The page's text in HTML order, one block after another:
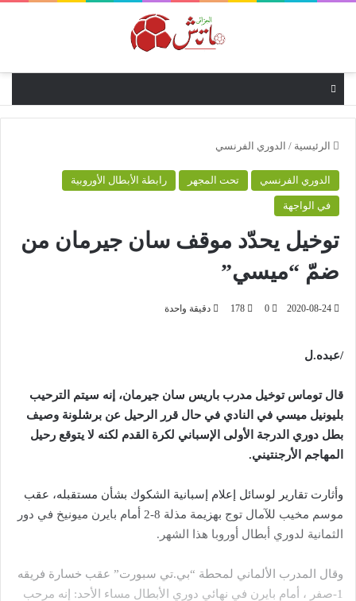
الرئيسية / الدوري الفرنسي
الدوري الفرنسي تحت المجهر رابطة الأبطال الأوروبية
في الواجهة
توخيل يحدّد موقف سان جيرمان من
ضمّ “ميسي”
2020-08-24
0
178 دقيقة واحدة
/عبده.ل
قال توماس توخيل مدرب باريس سان جيرمان، إنه سيتم الترحيب
بليونيل ميسي في النادي في حال قرر الرحيل عن برشلونة وصيف
بطل دوري الدرجة الأولى الإسباني لكرة القدم لكنه لا يتوقع رحيل
المهاجم الأرجنتيني.
وأثارت تقارير لوسائل إعلام إسبانية الشكوك بشأن مستقبله، عقب
موسم مخيب للآمال توج بهزيمة مذلة 8-2 أمام بايرن ميونيخ في دور
الثمانية لدوري أبطال أوروبا هذا الشهر.
وقال المدرب الألماني لمحطة “بي.تي سبورت” عقب خسارة فريقه
1-صفر ، أمام بايرن في نهائي دوري الأبطال مساء الأحد: إنه مرحب